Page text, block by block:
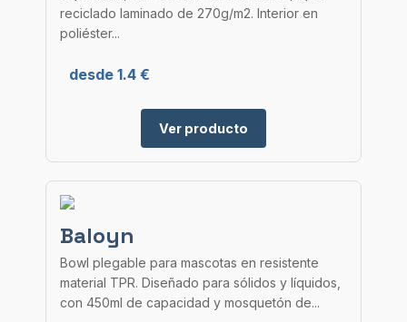
reciclado laminado de 270g/m2. Interior en
poliéster...
desde 1.4 €
Ver producto
Baloyn
Bowl plegable para mascotas en resistente
material TPR. Diseñado para sólidos y líquidos,
con 450ml de capacidad y mosquetón de...